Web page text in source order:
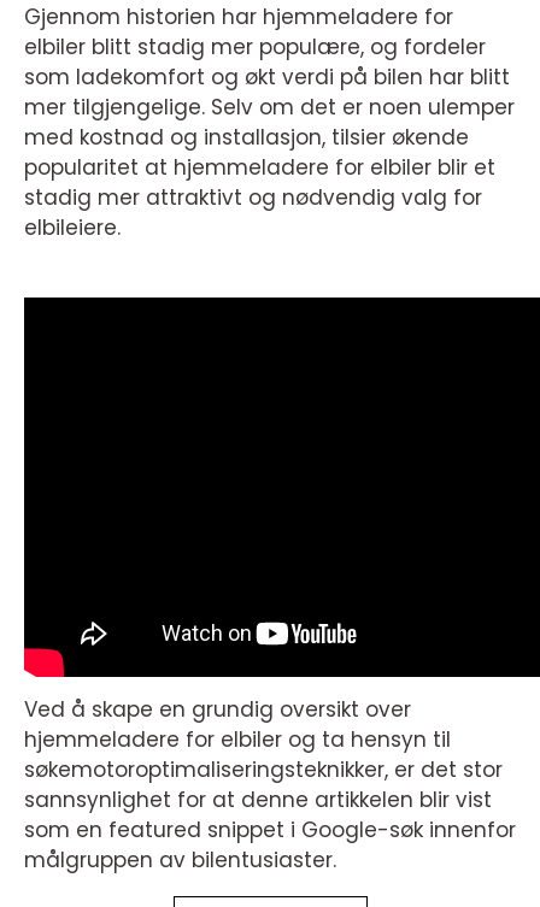
Gjennom historien har hjemmeladere for
elbiler blitt stadig mer populære, og fordeler
som ladekomfort og økt verdi på bilen har blitt
mer tilgjengelige. Selv om det er noen ulemper
med kostnad og installasjon, tilsier økende
popularitet at hjemmeladere for elbiler blir et
stadig mer attraktivt og nødvendig valg for
elbileiere.
Ved å skape en grundig oversikt over
hjemmeladere for elbiler og ta hensyn til
søkemotoroptimaliseringsteknikker, er det stor
sannsynlighet for at denne artikkelen blir vist
som en featured snippet i Google-søk innenfor
målgruppen av bilentusiaster.